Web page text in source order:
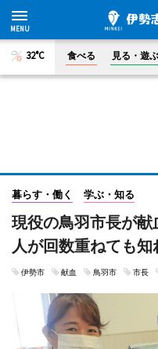
32°C 食べる 見る・遊ぶ
暮らす・働く 学ぶ・知る
現役の鳥羽市長が
人が回数重ねても
伊勢市 献血 鳥羽市 市長